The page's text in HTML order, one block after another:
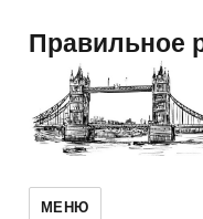
Правильное
МЕНЮ